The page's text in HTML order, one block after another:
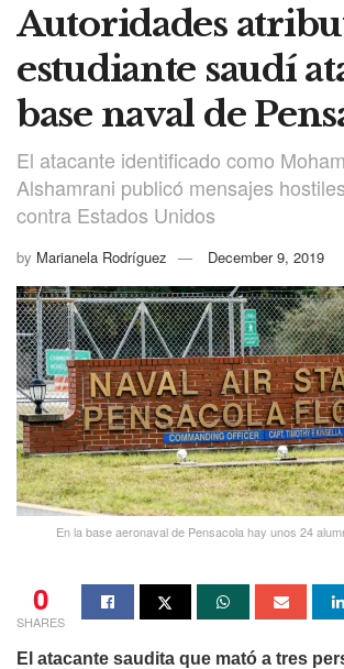
Autoridades
estudiante saudí
base naval de
El atacante identificado como
Alshamrani publicó mensajes
contra Estados Unidos
by Marianela Rodríguez December 9, 2019
En la base aeronaval de Pensacola hay unos 24
0
SHARES
El atacante saudita que mató a tres